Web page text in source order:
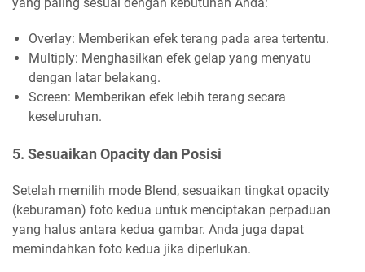
Overlay: Memberikan efek terang pada area tertentu.
Multiply: Menghasilkan efek gelap yang menyatu
dengan latar belakang.
Screen: Memberikan efek lebih terang secara
keseluruhan.
5. Sesuaikan Opacity dan Posisi
Setelah memilih mode Blend, sesuaikan tingkat opacity
(keburaman) foto kedua untuk menciptakan perpaduan
yang halus antara kedua gambar. Anda juga dapat
memindahkan foto kedua jika diperlukan.